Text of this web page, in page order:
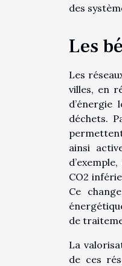
des
Les
Les
villes, en
d’énergie
déchets.
ainsi
CO2
Ce
de
La
de ces